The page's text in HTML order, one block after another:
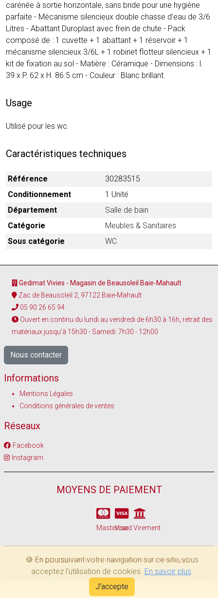
carénée à sortie horizontale, sans bride pour une hygiène
parfaite - Mécanisme silencieux double chasse d'eau de 3/6
Litres - Abattant Duroplast avec frein de chute - Pack
composé de : 1 cuvette + 1 abattant + 1 réservoir + 1
mécanisme silencieux 3/6L + 1 robinet flotteur silencieux + 1
kit de fixation au sol - Matière : Céramique - Dimensions : l.
39 x P. 62 x H. 86.5 cm - Couleur : Blanc brillant.
Usage
Utilisé pour les wc.
Caractéristiques techniques
Référence
30283515
Conditionnement
1 Unité
Département
Salle de bain
Catégorie
Meubles & Sanitaires
Sous catégorie
WC
Gedimat Vivies - Magasin de Beausoleil Baie-Mahault
Zac de Beausoleil 2, 97122 Baie-Mahault
05 90 26 65 94
Ouvert en continu du lundi au vendredi de 6h30 à 16h, retrait des
matériaux jusqu'à 15h30 - Samedi: 7h30 - 12h00
Nous contacter
Informations
Mentions Légales
Conditions générales de ventes
Réseaux
Facebook
Instagram
MOYENS DE PAIEMENT
Mastercard
Visa Virement
© 2026 EDSI / LBM / Gedimat Vivies - Magasin de Beausoleil Baie-Mahault -admin
🍪 En poursuivant votre navigation sur ce site, vous
acceptez l'utilisation de cookies. En savoir plus.
J'accepte